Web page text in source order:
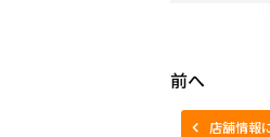
前へ
店舗情報